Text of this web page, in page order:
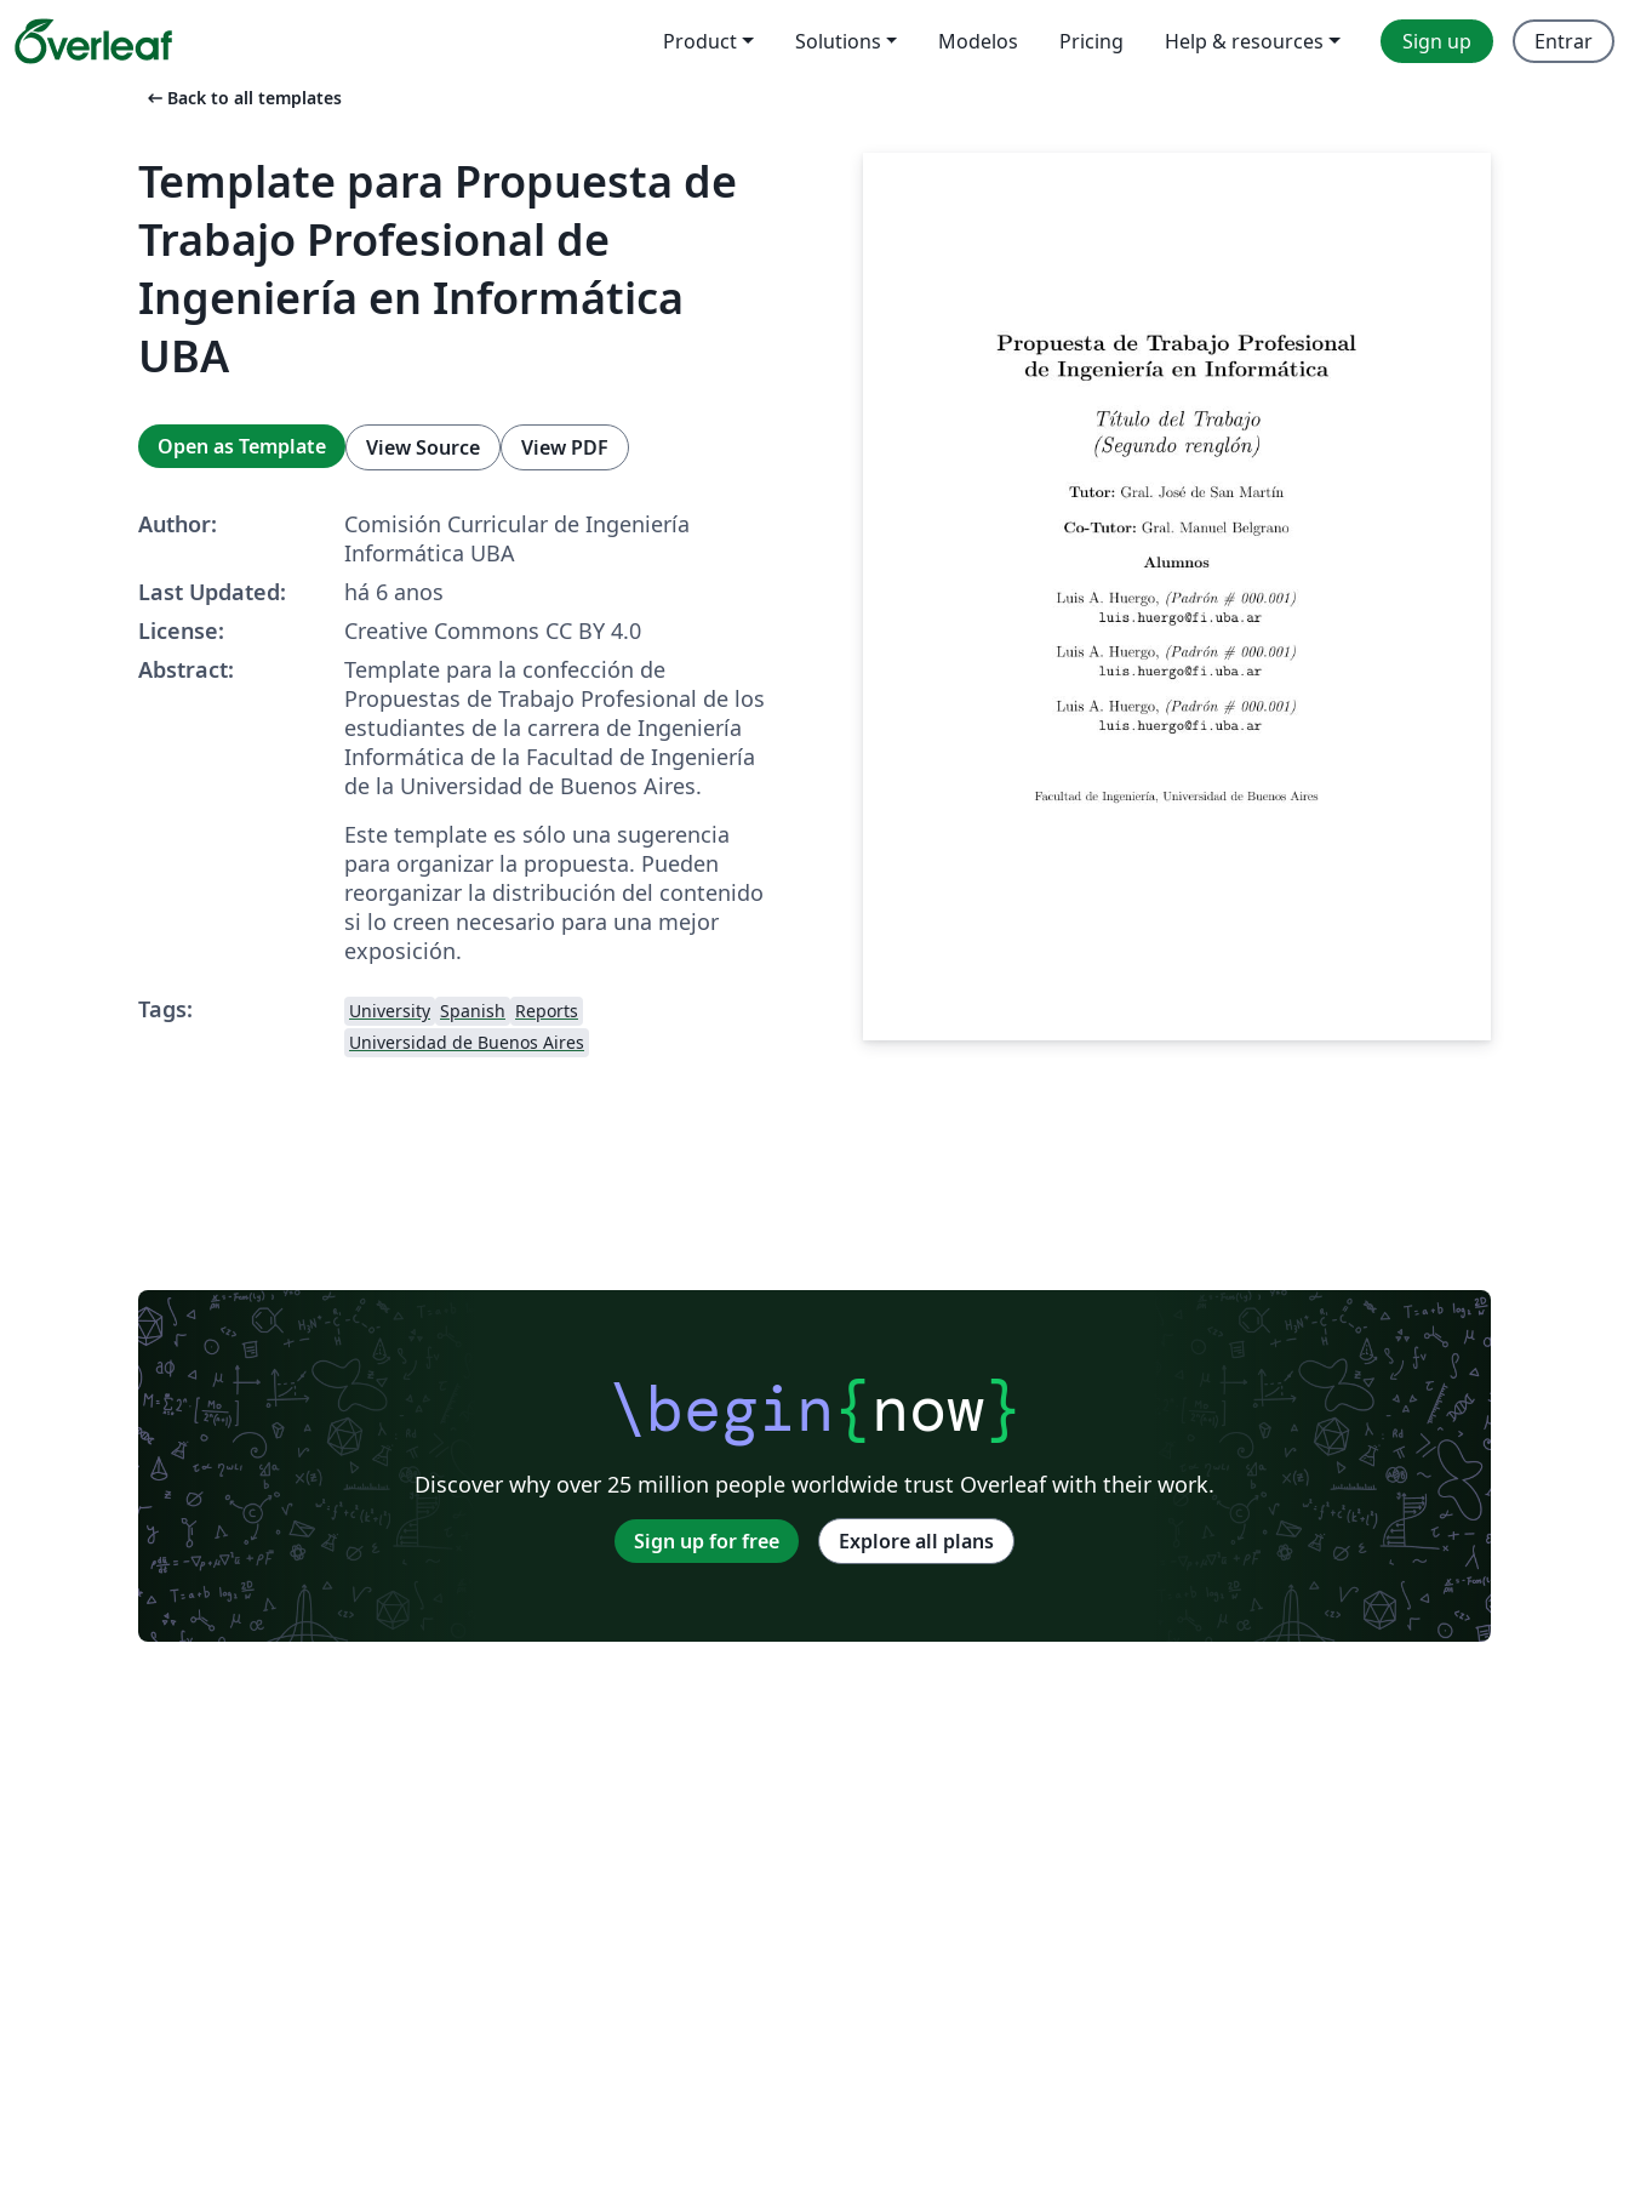
Product Solutions Modelos Pricing Help & resources Sign up Entrar
arrow_left_alt Back to all templates
Template para Propuesta de
Trabajo Profesional de
Ingeniería en Informática
UBA
Open as Template View Source View PDF
Author:
Comisión Curricular de Ingeniería
Informática UBA
Last Updated:
há 6 anos
License:
Creative Commons CC BY 4.0
Abstract:
Template para la confección de
Propuestas de Trabajo Profesional de los
estudiantes de la carrera de Ingeniería
Informática de la Facultad de Ingeniería
de la Universidad de Buenos Aires.
Este template es sólo una sugerencia
para organizar la propuesta. Pueden
reorganizar la distribución del contenido
si lo creen necesario para una mejor
exposición.
Tags:
University Spanish Reports
Universidad de Buenos Aires
\begin{now}
Discover why over 25 million people worldwide trust Overleaf with their work.
Sign up for free Explore all plans